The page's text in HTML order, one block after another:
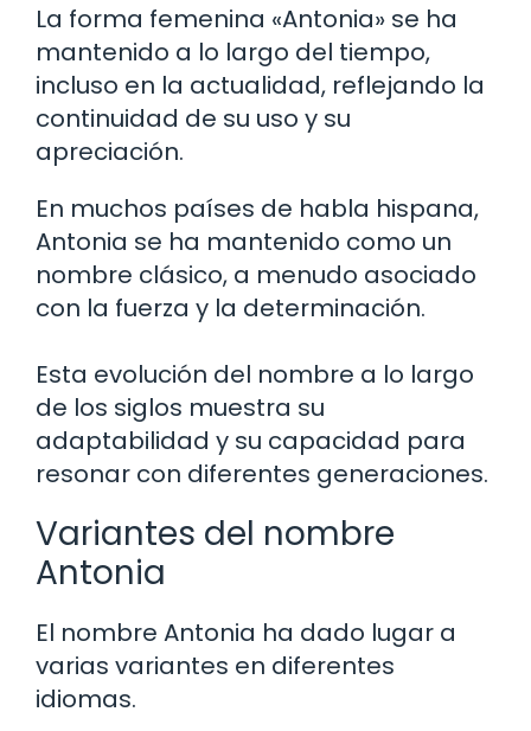
La forma femenina «Antonia» se ha
mantenido a lo largo del tiempo,
incluso en la actualidad, reflejando la
continuidad de su uso y su
apreciación.
En muchos países de habla hispana,
Antonia se ha mantenido como un
nombre clásico, a menudo asociado
con la fuerza y la determinación.
Esta evolución del nombre a lo largo
de los siglos muestra su
adaptabilidad y su capacidad para
resonar con diferentes generaciones.
Variantes del nombre
Antonia
El nombre Antonia ha dado lugar a
varias variantes en diferentes
idiomas.